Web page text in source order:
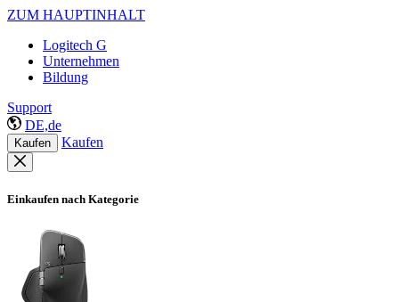
ZUM HAUPTINHALT
Logitech G
Unternehmen
Bildung
Support
DE,de
Kaufen Kaufen
Einkaufen nach Kategorie